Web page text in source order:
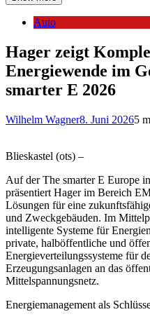
Auto
Hager zeigt
Energiewende im
smarter E 2026
Wilhelm Wagner8. Juni 20265
Blieskastel (ots) –
Auf der The smarter E Europe
präsentiert Hager im Bereich
Lösungen für eine
und Zweckgebäuden. Im
intelligente Systeme für
private, halböffentliche und
Energieverteilungssysteme für
Erzeugungsanlagen an das
Mittelspannungsnetz.
Energiemanagement als